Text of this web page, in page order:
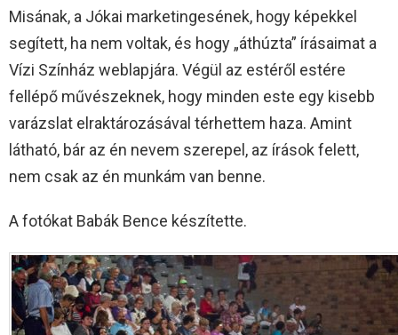
Misának, a Jókai marketingesének, hogy képekkel
segített, ha nem voltak, és hogy „áthúzta” írásaimat a
Vízi Színház weblapjára. Végül az estéről estére
fellépő művészeknek, hogy minden este egy kisebb
varázslat elraktározásával térhettem haza. Amint
látható, bár az én nevem szerepel, az írások felett,
nem csak az én munkám van benne.
A fotókat Babák Bence készítette.